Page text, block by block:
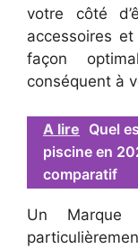
votre côté
accessoires
façon
conséquent à
A lire Quel
piscine en
comparatif
Un